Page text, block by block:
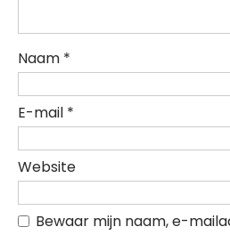
Naam *
E-mail *
Website
Bewaar mijn naam, e-